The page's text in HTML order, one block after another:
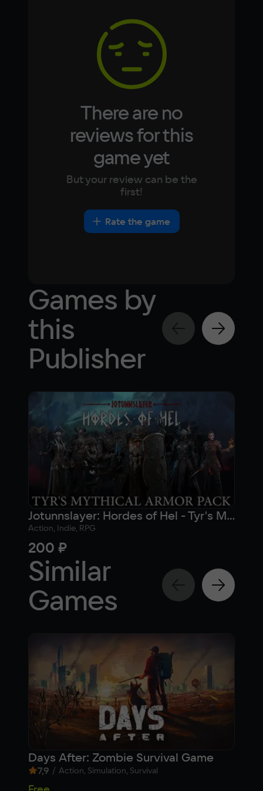
Video card
NVIDIA GeForce GTX 960
DirectX(R): 11, Звуковая карта: совместимая
Japanese
There are no
reviews for this
game yet
But your review can be the
first!
Rate the game
Games by
this
Publisher
Jotunnslayer: Hordes of Hel - Tyr's Mythical Armor Pack
Action, Indie, RPG
200 ₽
Similar
Games
Days After: Zombie Survival Game
7,9 / Action, Simulation, Survival